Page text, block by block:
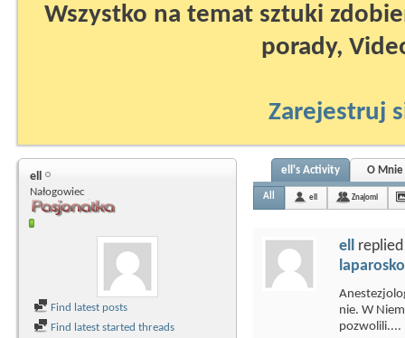
Wszystko na temat sztuki
porady,
Zarejestruj
ell
Nałogowiec
Find latest posts
Find latest started threads
ell's Activity O Mnie
All ell Znajomi
ell
nie. W
pozwolili....